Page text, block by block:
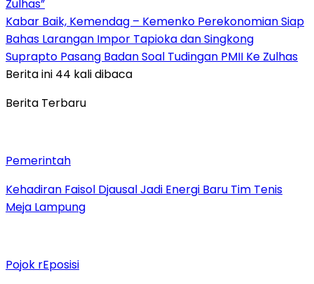
Zulhas”
Kabar Baik, Kemendag – Kemenko Perekonomian Siap
Bahas Larangan Impor Tapioka dan Singkong
Suprapto Pasang Badan Soal Tudingan PMII Ke Zulhas
Berita ini 44 kali dibaca
Berita Terbaru
Pemerintah
Kehadiran Faisol Djausal Jadi Energi Baru Tim Tenis
Meja Lampung
Pojok rEposisi